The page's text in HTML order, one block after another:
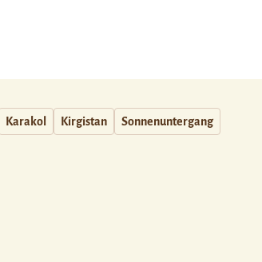
Karakol Kirgistan Sonnenuntergang